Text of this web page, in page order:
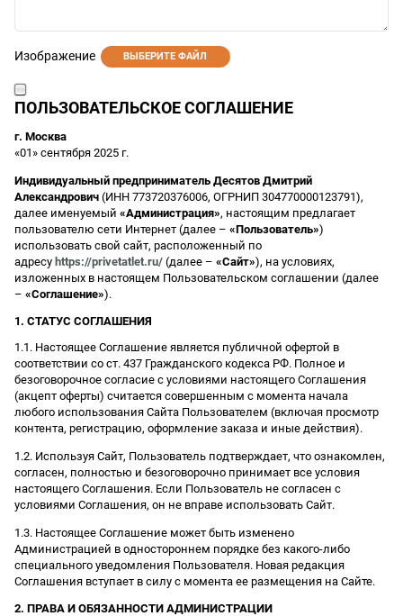
Изображение ВЫБЕРИТЕ ФАЙЛ
ПОЛЬЗОВАТЕЛЬСКОЕ СОГЛАШЕНИЕ
г. Москва
«01» сентября 2025 г.
Индивидуальный предприниматель Десятов Дмитрий
Александрович (ИНН 773720376006, ОГРНИП 304770000123791),
далее именуемый «Администрация», настоящим предлагает
пользователю сети Интернет (далее – «Пользователь»)
использовать свой сайт, расположенный по
адресу https://privetatlet.ru/ (далее – «Сайт»), на условиях,
изложенных в настоящем Пользовательском соглашении (далее
– «Соглашение»).
1. СТАТУС СОГЛАШЕНИЯ
1.1. Настоящее Соглашение является публичной офертой в
соответствии со ст. 437 Гражданского кодекса РФ. Полное и
безоговорочное согласие с условиями настоящего Соглашения
(акцепт оферты) считается совершенным с момента начала
любого использования Сайта Пользователем (включая просмотр
контента, регистрацию, оформление заказа и иные действия).
1.2. Используя Сайт, Пользователь подтверждает, что ознакомлен,
согласен, полностью и безоговорочно принимает все условия
настоящего Соглашения. Если Пользователь не согласен с
условиями Соглашения, он не вправе использовать Сайт.
1.3. Настоящее Соглашение может быть изменено
Администрацией в одностороннем порядке без какого-либо
специального уведомления Пользователя. Новая редакция
Соглашения вступает в силу с момента ее размещения на Сайте.
2. ПРАВА И ОБЯЗАННОСТИ АДМИНИСТРАЦИИ